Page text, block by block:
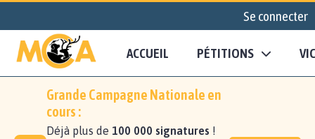
Se connecter
ACCUEIL PÉTITIONS
Grande Campagne Nationale en
cours :
Déjà plus de 100 000 signatures !